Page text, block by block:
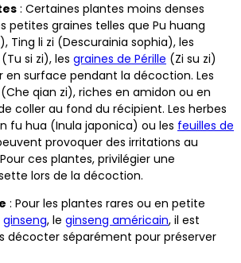
: Certaines plantes moins denses
petites graines telles que Pu huang
Ting li zi (Descurainia sophia), les
(Tu si zi), les graines de Pérille (Zi su zi)
surface pendant la décoction. Les
(Che qian zi), riches en amidon ou en
coller au fond du récipient. Les herbes
fu hua (Inula japonica) ou les feuilles de
provoquer des irritations au
ces plantes, privilégier une
lors de la décoction.
: Pour les plantes rares ou en petite
ginseng, le ginseng américain, il est
décocter séparément pour préserver